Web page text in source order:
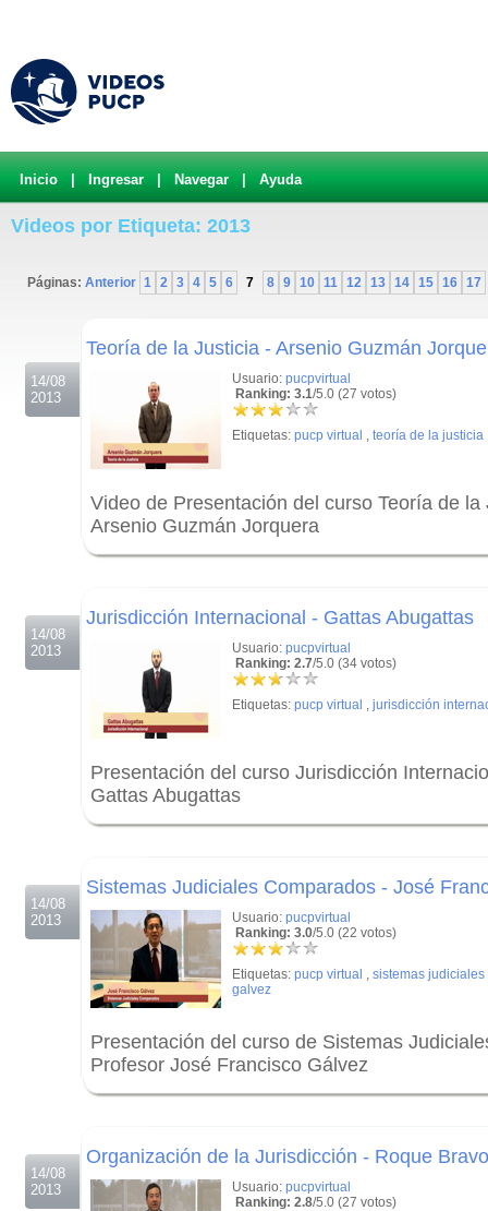
Inicio Ingresar Navegar Ayuda
Videos por Etiqueta: 2013
Páginas: Anterior 1 2 3 4 5 6 7 8 9 10 11 12 13 14 15 16 17
14/08
2013
Teoría de la Justicia - Arsenio Guzmán
Usuario: pucpvirtual
Ranking: 3.1/5.0 (27 votos)
Etiquetas: pucp virtual , teoría de la justicia
Video de Presentación del curso Teoría de
Arsenio Guzmán Jorquera
14/08
2013
Jurisdicción Internacional - Gattas Abugattas
Usuario: pucpvirtual
Ranking: 2.7/5.0 (34 votos)
Etiquetas: pucp virtual , jurisdicción
Presentación del curso Jurisdicción
Gattas Abugattas
14/08
2013
Sistemas Judiciales Comparados - José
Usuario: pucpvirtual
Ranking: 3.0/5.0 (22 votos)
Etiquetas: pucp virtual , sistemas
galvez
Presentación del curso de Sistemas
Profesor José Francisco Gálvez
14/08
2013
Organización de la Jurisdicción - Roque
Usuario: pucpvirtual
Ranking: 2.8/5.0 (27 votos)